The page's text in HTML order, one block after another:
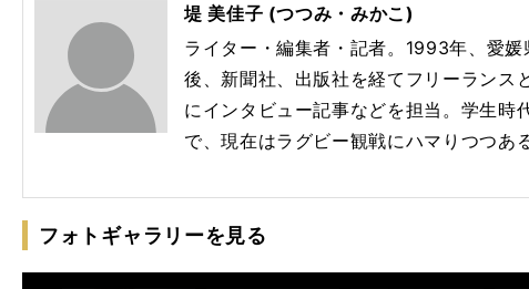
堤 美佳子 (つつみ・みかこ)
ライター・編集者・記者。1993年、愛
後、新聞社、出版社を経てフリーランス
にインタビュー記事などを担当。学生時
で、現在はラグビー観戦にハマりつつある
フォトギャラリーを見る